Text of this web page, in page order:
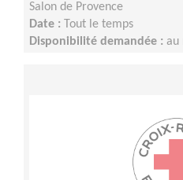
Salon de Provence
Date : Tout le temps
Disponibilité demandée : au